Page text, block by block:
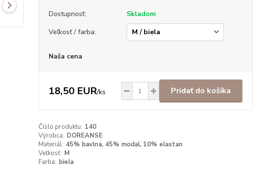
Dostupnosť:
Skladom
Veľkosť / farba:
Naša cena
18,50 EUR/ks Pridať do košíka
Číslo produktu: 140
Výrobca: DOREANSE
Materiál: 45% bavlna, 45% modal, 10% elastan
Veľkosť: M
Farba: biela